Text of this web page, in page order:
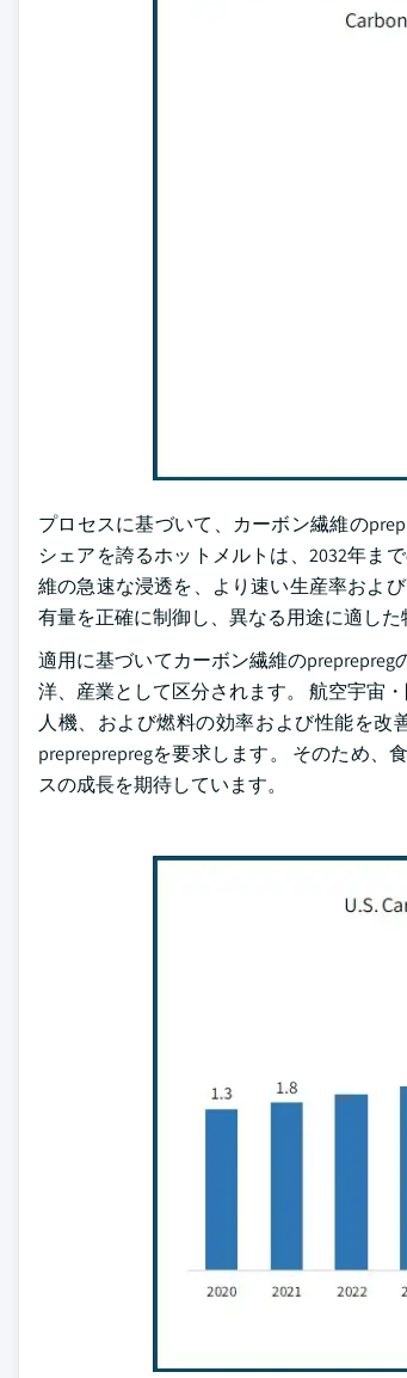
プロセスに基づいて、カーボン繊維の
シェアを誇るホットメルトは、2032年ま
維の急速な浸透を、より速い生産率およ
有量を正確に制御し、異なる用途に適した
適用に基づいてカーボン繊維の
洋、産業として区分されます。 航空宇宙
人機、および燃料の効率および性能を
prepreprepregを要求します。 そのため
スの成長を期待しています。